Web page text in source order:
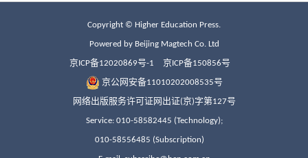
Copyright © Higher Education Press.
Powered by Beijing Magtech Co. Ltd
京ICP备12020869号-1 京ICP备150856号
京公网安备11010202008535号
网络出版服务许可证网出证(京)字第127号
Service: 010-58582445 (Technology);
010-58556485 (Subscription)